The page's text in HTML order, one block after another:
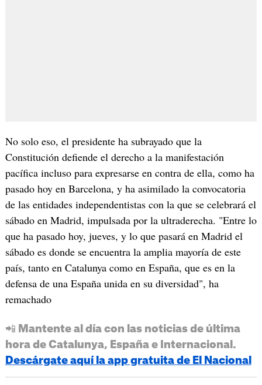
No solo eso, el presidente ha subrayado que la
Constitución defiende el derecho a la manifestación
pacífica incluso para expresarse en contra de ella, como ha
pasado hoy en Barcelona, y ha asimilado la convocatoria
de las entidades independentistas con la que se celebrará el
sábado en Madrid, impulsada por la ultraderecha. "Entre lo
que ha pasado hoy, jueves, y lo que pasará en Madrid el
sábado es donde se encuentra la amplia mayoría de este
país, tanto en Catalunya como en España, que es en la
defensa de una España unida en su diversidad", ha
remachado
📲 Mantente al día con las noticias de última
hora de Catalunya, España e Internacional.
Descárgate aquí la app gratuita de El Nacional